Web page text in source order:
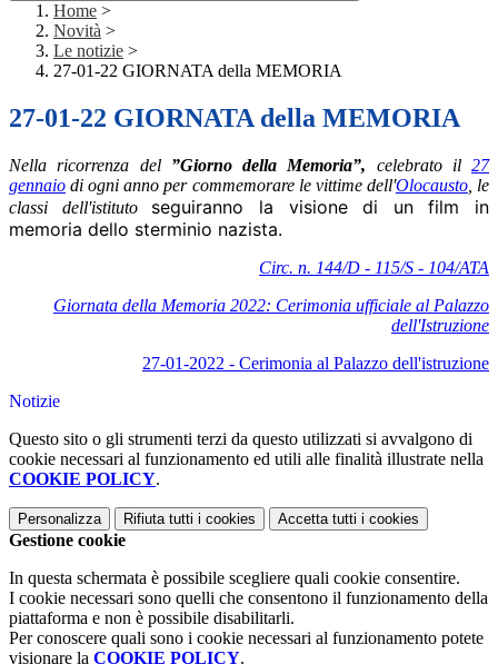
Home >
Novità >
Le notizie >
27-01-22 GIORNATA della MEMORIA
27-01-22 GIORNATA della MEMORIA
Nella ricorrenza del ”Giorno della Memoria”, celebrato il 27
gennaio di ogni anno per commemorare le vittime dell'Olocausto, le
classi dell'istituto seguiranno la visione di un film in
memoria dello sterminio nazista.
Circ. n. 144/D - 115/S - 104/ATA
Giornata della Memoria 2022: Cerimonia ufficiale al Palazzo
dell'Istruzione
27-01-2022 - Cerimonia al Palazzo dell'istruzione
Notizie
Questo sito o gli strumenti terzi da questo utilizzati si avvalgono di
cookie necessari al funzionamento ed utili alle finalità illustrate nella
COOKIE POLICY.
Personalizza Rifiuta tutti i cookies Accetta tutti i cookies
Gestione cookie
In questa schermata è possibile scegliere quali cookie consentire.
I cookie necessari sono quelli che consentono il funzionamento della
piattaforma e non è possibile disabilitarli.
Per conoscere quali sono i cookie necessari al funzionamento potete
visionare la COOKIE POLICY.